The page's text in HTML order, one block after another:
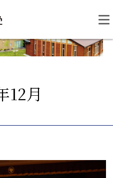
お問い合わせ
12月